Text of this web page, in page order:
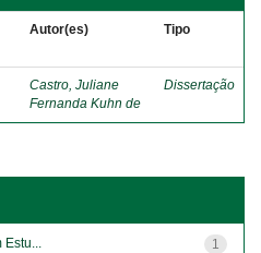
Autor(es) Tipo
Castro, Juliane
Fernanda Kuhn de
Dissertação
1